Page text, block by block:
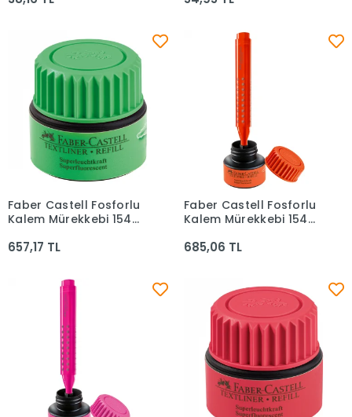
Sepete Ekle
Faber Castell Fosforlu
Kalem Mürekkebi 1549
657,17 TL
Sepete Ekle
Faber Castell Fosforlu
Kalem Mürekkebi 1549
5150154915000
685,06 TL